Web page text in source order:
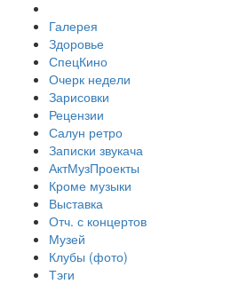
Галерея
Здоровье
СпецКино
Очерк недели
Зарисовки
Рецензии
Салун ретро
Записки звукача
АктМузПроекты
Кроме музыки
Выставка
Отч. с концертов
Музей
Клубы (фото)
Тэги